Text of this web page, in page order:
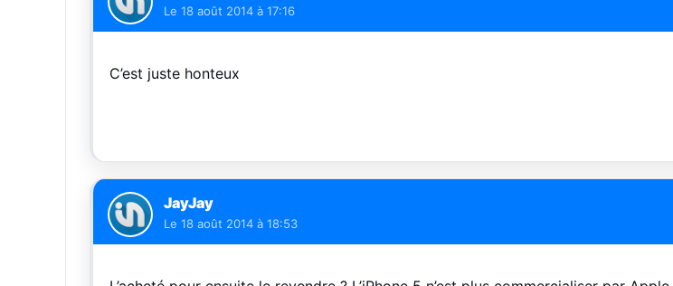
Le 18 août 2014 à 17:16
C’est juste honteux
JayJay
Le 18 août 2014 à 18:53